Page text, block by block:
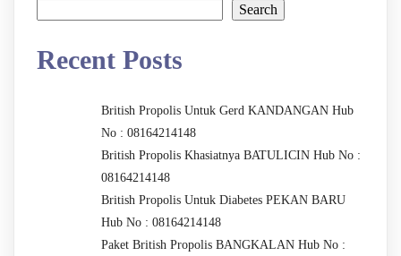
Search
Recent Posts
British Propolis Untuk Gerd KANDANGAN Hub
No : 08164214148
British Propolis Khasiatnya BATULICIN Hub No :
08164214148
British Propolis Untuk Diabetes PEKAN BARU
Hub No : 08164214148
Paket British Propolis BANGKALAN Hub No :